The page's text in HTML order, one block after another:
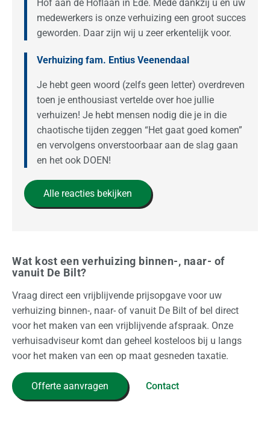
Hof aan de Hoflaan in Ede. Mede dankzij u en uw
medewerkers is onze verhuizing een groot succes
geworden. Daar zijn wij u zeer erkentelijk voor.
Verhuizing fam. Entius Veenendaal
Je hebt geen woord (zelfs geen letter) overdreven
toen je enthousiast vertelde over hoe jullie
verhuizen! Je hebt mensen nodig die je in die
chaotische tijden zeggen “Het gaat goed komen”
en vervolgens onverstoorbaar aan de slag gaan
en het ook DOEN!
Alle reacties bekijken
Wat kost een verhuizing binnen-, naar- of
vanuit De Bilt?
Vraag direct een vrijblijvende prijsopgave voor uw
verhuizing binnen-, naar- of vanuit De Bilt of bel direct
voor het maken van een vrijblijvende afspraak. Onze
verhuisadviseur komt dan geheel kosteloos bij u langs
voor het maken van een op maat gesneden taxatie.
Offerte aanvragen Contact